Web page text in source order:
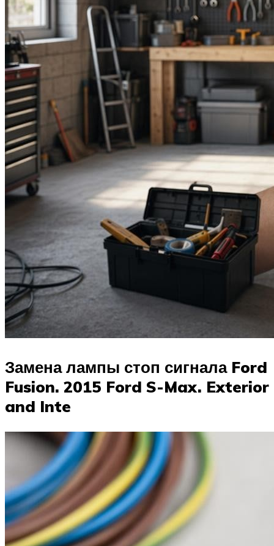
Замена лампы стоп сигнала Ford
Fusion. 2015 Ford S-Max. Exterior
and Inte